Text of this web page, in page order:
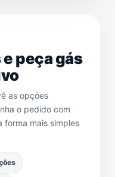
peça gás
as opções
o pedido com
forma mais simples